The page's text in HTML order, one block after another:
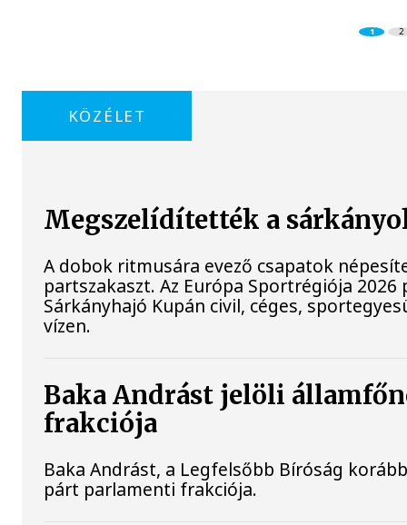
1 2
KÖZÉLET
Megszelídítették a
A dobok ritmusára evező csapatok
partszakaszt. Az Európa Sportrégiója
Sárkányhajó Kupán civil, céges,
vízen.
Baka Andrást jelöli
frakciója
Baka Andrást, a Legfelsőbb Bíróság
párt parlamenti frakciója.